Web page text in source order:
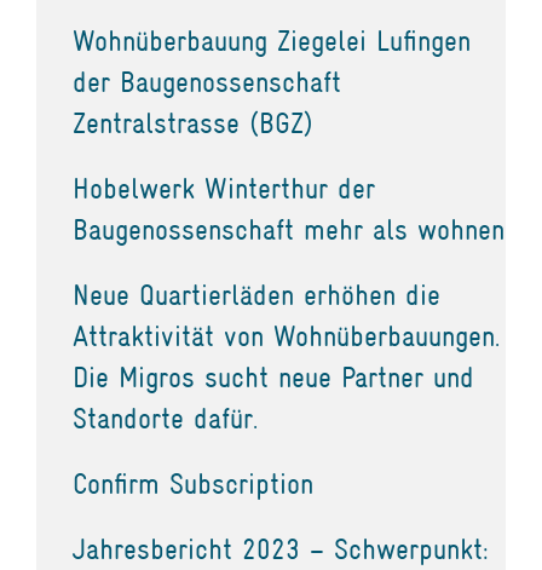
Wohnüberbauung Ziegelei Lufingen
der Baugenossenschaft
Zentralstrasse (BGZ)
Hobelwerk Winterthur der
Baugenossenschaft mehr als wohnen
Neue Quartierläden erhöhen die
Attraktivität von Wohnüberbauungen.
Die Migros sucht neue Partner und
Standorte dafür.
Confirm Subscription
Jahresbericht 2023 – Schwerpunkt: